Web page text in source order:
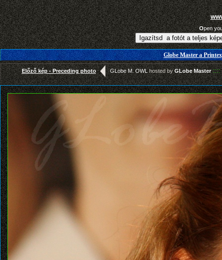
Open
Globe Master a
Előző kép - Preceding photo GLobe M. OWL hosted byGLobe Master ::::